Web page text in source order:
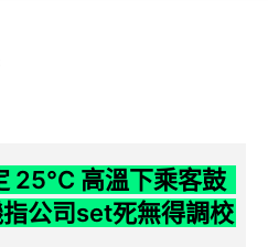
25°C 高溫下乘客鼓
公司set死無得調校